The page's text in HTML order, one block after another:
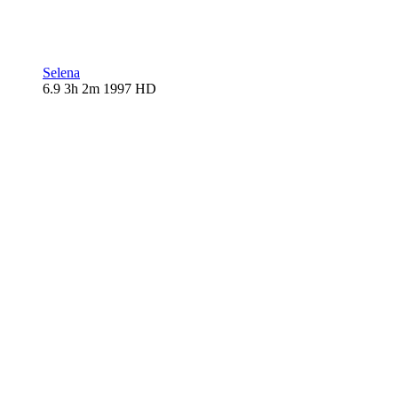
Selena
6.9 3h 2m 1997 HD